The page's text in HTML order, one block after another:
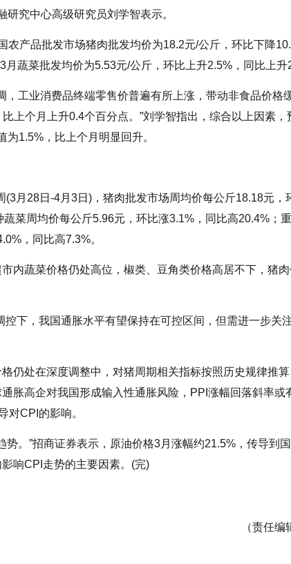
研究中心高级研究员刘学智表示。
农产品批发市场猪肉批发均价为18.2元/公斤，环比下降
蔬菜批发均价为5.53元/公斤，环比上升2.5%，同比上升
，工业消费品终端零售价普遍有所上涨，带动非食品价格
上个月上升0.4个百分点。”刘学智指出，综合以上因素，
为1.5%，比上个月明显回升。
月28日-4月3日)，猪肉批发市场周均价每公斤18.18元，
菜周均价每公斤5.96元，环比涨3.1%，同比高20.4%；
，同比高7.3%。
内蔬菜价格仍处高位，椒类、豆角类价格高居不下，猪
控下，我国通胀水平有望保持在可控区间，但需进一步关
仍处在深度调整中，对猪周期相关指标按照历史规律推
胀高企对我国形成输入性通胀风险，PPI涨幅回落斜率或
对CPI的影响。
势。”招商证券表示，原油价格3月涨幅约21.5%，传导到
响CPI走势的主要因素。(完)
（责任编